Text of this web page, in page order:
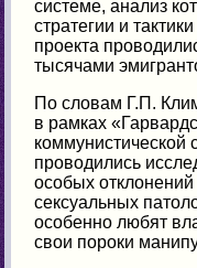
системе, анализ
стратегии и
проекта
тысячами
По словам Г.П.
в рамках
коммунистической
проводились
особых
сексуальных
особенно любят
свои пороки